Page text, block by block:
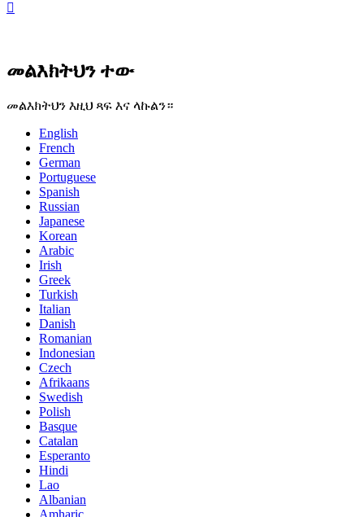

መልእክትህን ተው
መልእክትህን እዚህ ጻፍ እና ላኩልን።
English
French
German
Portuguese
Spanish
Russian
Japanese
Korean
Arabic
Irish
Greek
Turkish
Italian
Danish
Romanian
Indonesian
Czech
Afrikaans
Swedish
Polish
Basque
Catalan
Esperanto
Hindi
Lao
Albanian